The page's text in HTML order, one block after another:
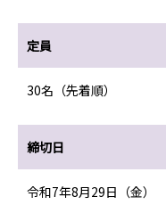
定員
30名（先着順）
締切日
令和7年8月29日（金）